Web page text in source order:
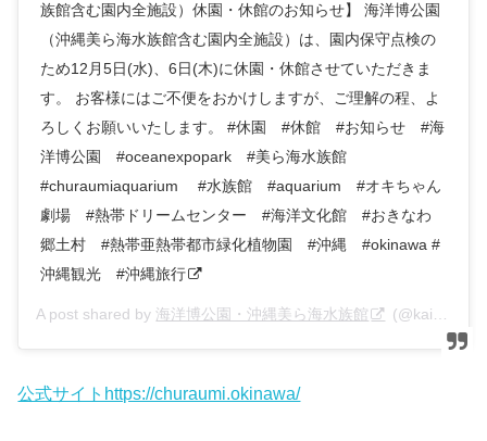
族館含む園内全施設）休園・休館のお知らせ】 海洋博公園
（沖縄美ら海水族館含む園内全施設）は、園内保守点検の
ため12月5日(水)、6日(木)に休園・休館させていただきま
す。 お客様にはご不便をおかけしますが、ご理解の程、よ
ろしくお願いいたします。 #休園 #休館 #お知らせ #海
洋博公園 #oceanexpopark #美ら海水族館
#churaumiaquarium #水族館 #aquarium #オキちゃん
劇場 #熱帯ドリームセンター #海洋文化館 #おきなわ
郷土村 #熱帯亜熱帯都市緑化植物園 #沖縄 #okinawa #
沖縄観光 #沖縄旅行
A post shared by海洋博公園・沖縄美ら海水族館 (@kaiyohaku_churaumi) on
公式サイトhttps://churaumi.okinawa/